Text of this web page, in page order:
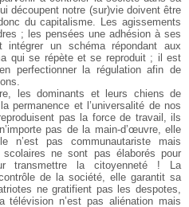
découpent notre (sur)vie doivent être
du capitalisme. Les agissements
; les pensées une adhésion à ses
intégrer un schéma répondant aux
qui se répète et se reproduit ; il est
perfectionner la régulation afin de
les dominants et leurs chiens de
permanence et l’universalité de nos
pas la force de travail, ils
pas de la main-d’œuvre, elle
pas communautariste mais
ne sont pas élaborés pour
transmettre la citoyenneté ! La
de la société, elle garantit sa
ne gratifient pas les despotes,
télévision n’est pas aliénation mais